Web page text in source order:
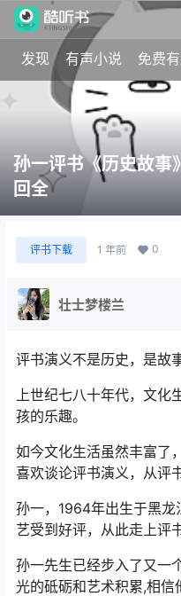
发现 有声小说 免费
孙一评书《历史故
回全
评书下载 1 年前 0
壮士梦楼兰
评书演义不是历史，是故事
上世纪七八十年代，文化
孩的乐趣。
如今文化生活虽然丰富了
喜欢谈论评书演义，从评
孙一，1964年出生于黑
艺受到好评，从此走上评
孙一先生已经步入了又一
光的砥砺和艺术积累,相